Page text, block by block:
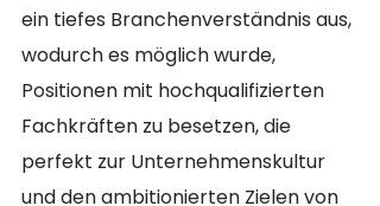
ein tiefes Branchenverständnis aus,
wodurch es möglich wurde,
Positionen mit hochqualifizierten
Fachkräften zu besetzen, die
perfekt zur Unternehmenskultur
und den ambitionierten Zielen von